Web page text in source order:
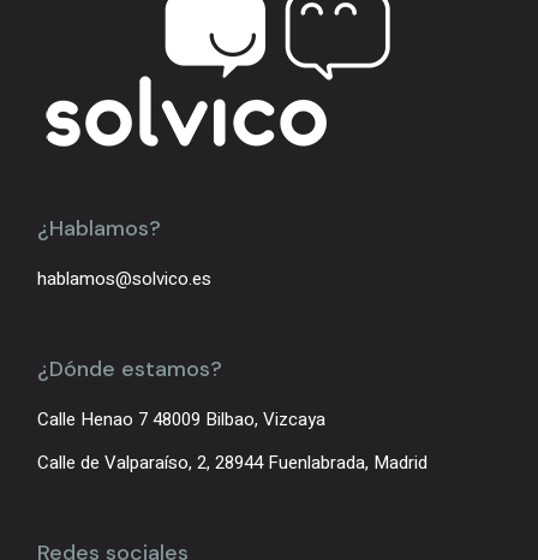
¿Hablamos?
hablamos@solvico.es
¿Dónde estamos?
Calle Henao 7 48009 Bilbao, Vizcaya
Calle de Valparaíso, 2, 28944 Fuenlabrada, Madrid
Redes sociales